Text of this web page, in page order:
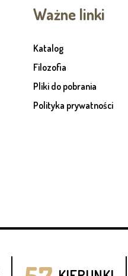
Ważne linki
Katalog
Filozofia
Pliki do pobrania
Polityka prywatności